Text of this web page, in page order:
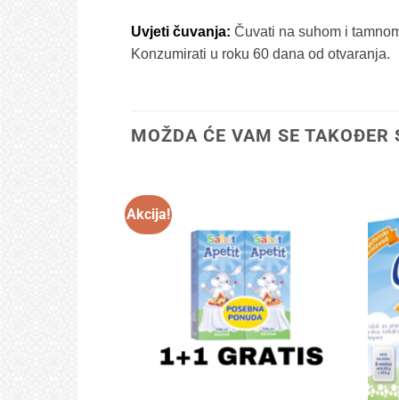
Uvjeti čuvanja: Čuvati na suhom i
Konzumirati u roku 60 dana od otvaranja.
MOŽDA ĆE VAM SE
Akcija!